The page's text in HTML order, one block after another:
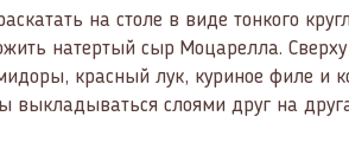
на столе в виде тонкого
натертый сыр Моцарелла.
красный лук, куриное филе и
выкладываться слоями друг на